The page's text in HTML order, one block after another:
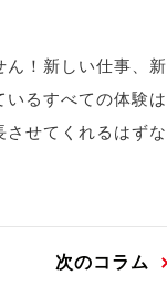
ん！新しい仕事、新
いるすべての体験は
せてくれるはずな
次のコラム